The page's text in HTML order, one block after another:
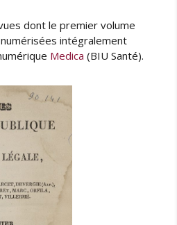
dont le premier volume
intégralement
Medica (BIU Santé).